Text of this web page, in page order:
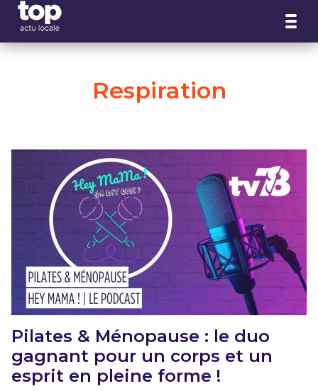
Respiration
Pilates & Ménopause : le duo
gagnant pour un corps et un
esprit en pleine forme !
Panneau de gestion des cookies